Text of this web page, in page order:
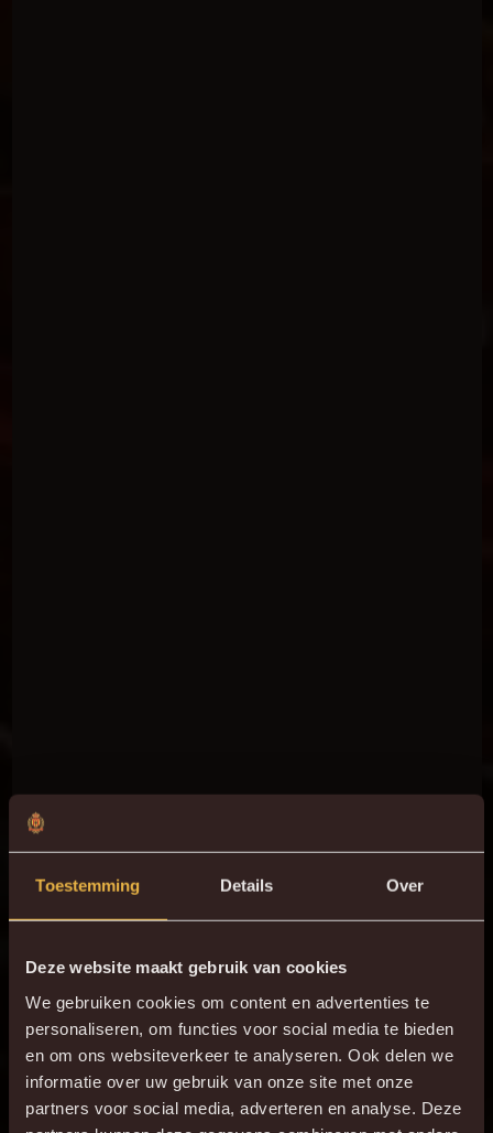
Toestemming Details Over
Deze website maakt gebruik van cookies
We gebruiken cookies om content en advertenties te
personaliseren, om functies voor social media te bieden
en om ons websiteverkeer te analyseren. Ook delen we
informatie over uw gebruik van onze site met onze
partners voor social media, adverteren en analyse. Deze